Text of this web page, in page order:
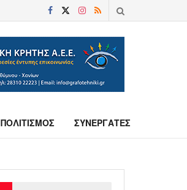
ΠΟΛΙΤΙΣΜΟΣ ΣΥΝΕΡΓΑΤΕΣ